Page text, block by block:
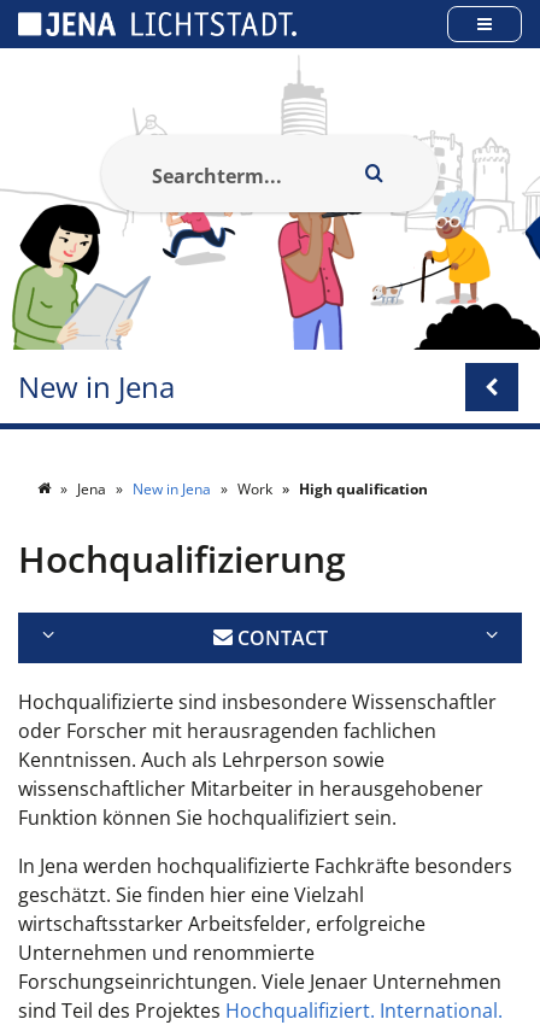
New in Jena
Jena New in Jena Work High qualification
Hochqualifizierung
CONTACT
Hochqualifizierte sind insbesondere Wissenschaftler
oder Forscher mit herausragenden fachlichen
Kenntnissen. Auch als Lehrperson sowie
wissenschaftlicher Mitarbeiter in herausgehobener
Funktion können Sie hochqualifiziert sein.
In Jena werden hochqualifizierte Fachkräfte besonders
geschätzt. Sie finden hier eine Vielzahl
wirtschaftsstarker Arbeitsfelder, erfolgreiche
Unternehmen und renommierte
Forschungseinrichtungen. Viele Jenaer Unternehmen
sind Teil des Projektes Hochqualifiziert. International.
Cookies management panel